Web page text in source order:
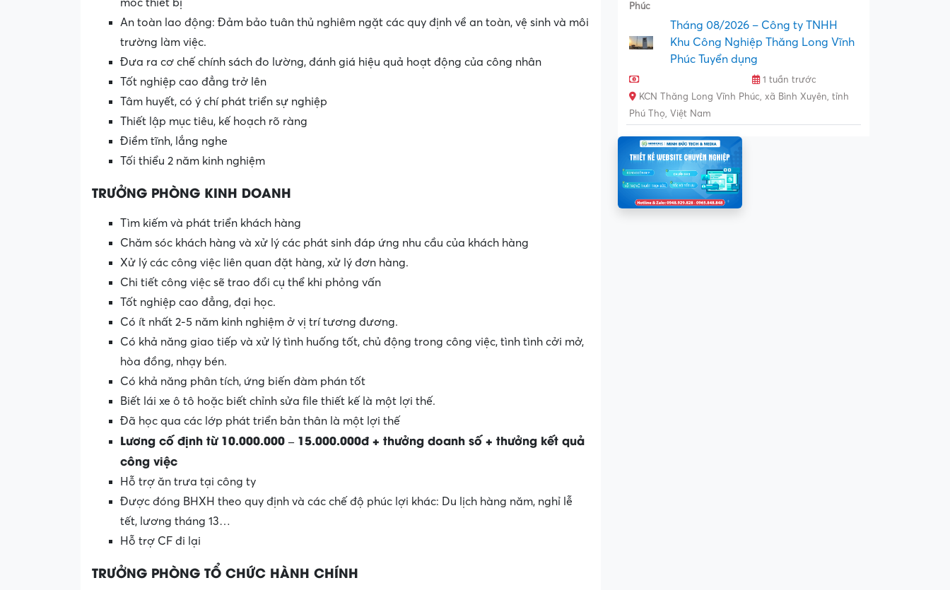
móc thiết bị
An toàn lao động: Đảm bảo tuân thủ nghiêm ngặt các quy định về an toàn, vệ sinh và môi
trường làm việc.
Đưa ra cơ chế chính sách đo lường, đánh giá hiệu quả hoạt động của công nhân
Tốt nghiệp cao đẳng trở lên
Tâm huyết, có ý chí phát triển sự nghiệp
Thiết lập mục tiêu, kế hoạch rõ ràng
Điềm tĩnh, lắng nghe
Tối thiểu 2 năm kinh nghiệm
TRƯỞNG PHÒNG KINH DOANH
Tìm kiếm và phát triển khách hàng
Chăm sóc khách hàng và xử lý các phát sinh đáp ứng nhu cầu của khách hàng
Xử lý các công việc liên quan đặt hàng, xử lý đơn hàng.
Chi tiết công việc sẽ trao đổi cụ thể khi phỏng vấn
Tốt nghiệp cao đẳng, đại học.
Có ít nhất 2-5 năm kinh nghiệm ở vị trí tương đương.
Có khả năng giao tiếp và xử lý tình huống tốt, chủ động trong công việc, tình tình cởi mở,
hòa đồng, nhạy bén.
Có khả năng phân tích, ứng biến đàm phán tốt
Biết lái xe ô tô hoặc biết chỉnh sửa file thiết kế là một lợi thế.
Đã học qua các lớp phát triển bản thân là một lợi thế
Lương cố định từ 10.000.000 – 15.000.000đ + thưởng doanh số + thưởng kết quả
công việc
Hỗ trợ ăn trưa tại công ty
Được đóng BHXH theo quy định và các chế độ phúc lợi khác: Du lịch hàng năm, nghỉ lễ
tết, lương tháng 13…
Hỗ trợ CF đi lại
TRƯỞNG PHÒNG TỔ CHỨC HÀNH CHÍNH
Phúc
Tháng 08/2026 – Công ty TNHH
Khu Công Nghiệp Thăng Long Vĩnh
Phúc Tuyển dụng
1 tuần trước
KCN Thăng Long Vĩnh Phúc, xã Bình Xuyên, tỉnh
Phú Thọ, Việt Nam